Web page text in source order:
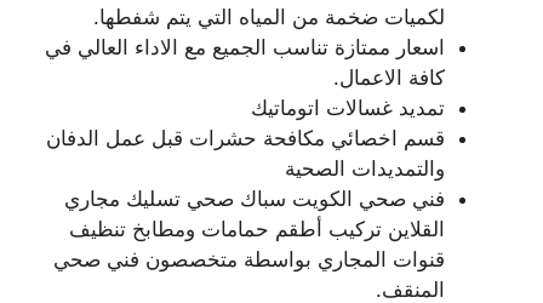
لكميات ضخمة من المياه التي يتم شفطها.
اسعار ممتازة تناسب الجميع مع الاداء العالي في
كافة الاعمال.
تمديد غسالات اتوماتيك
قسم اخصائي مكافحة حشرات قبل عمل الدفان
والتمديدات الصحية
فني صحي الكويت سباك صحي تسليك مجاري
القلاين تركيب أطقم حمامات ومطابخ تنظيف
قنوات المجاري بواسطة متخصصون فني صحي
المنقف.